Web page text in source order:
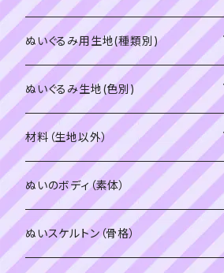
書籍（紙の本）
PDFデータ（ダウンロード）
ぬいぐるみ用生地(種類別)
ソフトボア（短毛）
ソフトボア（5mm）
ぬいトリコット
スキンカラー生地
ぬいぐるみ生地(色別)
ソフトボア
スキンカラー系
白系
ぬいトリコット
スキンカラー系
材料（生地以外）
アイロン接着シート
ステッチカラー
ぬいのボディ（素体）
ぬいスケルトン（骨格）